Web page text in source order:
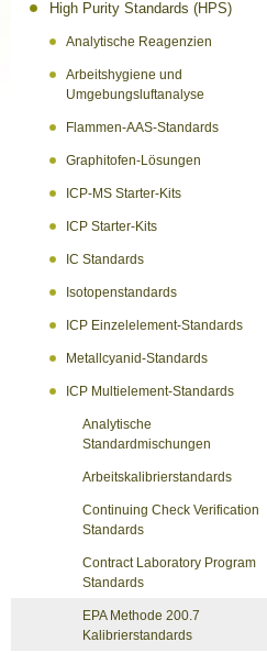
High Purity Standards (HPS)
Analytische Reagenzien
Arbeitshygiene und
Umgebungsluftanalyse
Flammen-AAS-Standards
Graphitofen-Lösungen
ICP-MS Starter-Kits
ICP Starter-Kits
IC Standards
Isotopenstandards
ICP Einzelelement-Standards
Metallcyanid-Standards
ICP Multielement-Standards
Analytische
Standardmischungen
Arbeitskalibrierstandards
Continuing Check Verification
Standards
Contract Laboratory Program
Standards
EPA Methode 200.7
Kalibrierstandards